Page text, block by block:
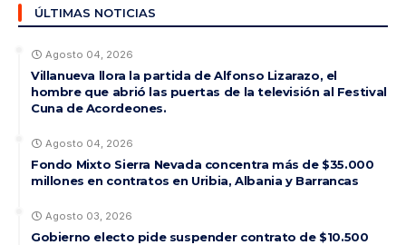
ÚLTIMAS NOTICIAS
Agosto 04, 2026
Villanueva llora la partida de Alfonso Lizarazo, el
hombre que abrió las puertas de la televisión al Festival
Cuna de Acordeones.
Agosto 04, 2026
Fondo Mixto Sierra Nevada concentra más de $35.000
millones en contratos en Uribia, Albania y Barrancas
Agosto 03, 2026
Gobierno electo pide suspender contrato de $10.500